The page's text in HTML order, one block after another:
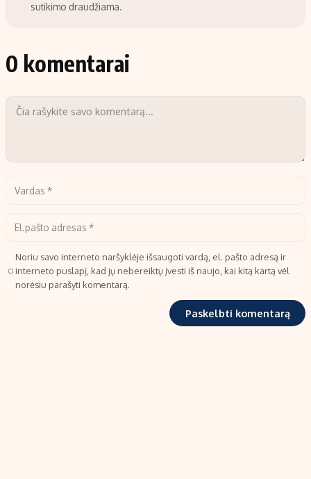
sutikimo draudžiama.
0 komentarai
Noriu savo interneto naršyklėje išsaugoti vardą, el. pašto adresą ir
interneto puslapį, kad jų nebereiktų įvesti iš naujo, kai kitą kartą vėl
norėsiu parašyti komentarą.